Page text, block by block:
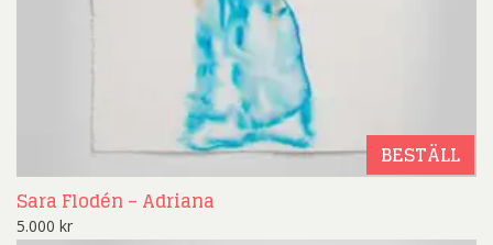
BESTÄLL
Sara Flodén – Adriana
5.000 kr